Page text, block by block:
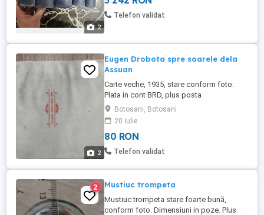
2
Telefon validat
2
Eugen Drobota spre soarele dela
Assuan
Carte veche, 1935, stare conform foto.
Plata in cont BRD, plus posta
Botosani, Botosani
20 iulie
80 RON
Telefon validat
2 Mustiuc trompeta
Mustiuc trompeta stare foarte bună,
conform foto. Dimensiuni in poze. Plus